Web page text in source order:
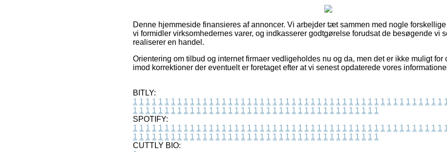
Denne hjemmeside finansieres af annoncer. Vi arbejder tæt sammen med nogle
vi formidler virksomhedernes varer, og indkasserer godtgørelse forudsat de besøgende vi
realiserer en handel.
Orientering om tilbud og internet firmaer vedligeholdes nu og da, men det er ikke muligt for
imod korrektioner der eventuelt er foretaget efter at vi senest opdaterede vores
BITLY:
1 1 1 1 1 1 1 1 1 1 1 1 1 1 1 1 1 1 1 1 1 1 1 1 1 1 1 1 1 1 1 1 1 1 1 1 1 1 1 1 1 1 1 1 1 1 1 1 1
1 1 1 1 1 1 1 1 1 1 1 1 1 1 1 1 1 1 1 1 1 1 1 1 1 1 1 1 1 1 1 1 1 1 1 1 1 1 1
SPOTIFY:
1 1 1 1 1 1 1 1 1 1 1 1 1 1 1 1 1 1 1 1 1 1 1 1 1 1 1 1 1 1 1 1 1 1 1 1 1 1 1 1 1 1 1 1 1 1 1 1 1
1 1 1 1 1 1 1 1 1 1 1 1 1 1 1 1 1 1 1 1 1 1 1 1 1 1 1 1 1 1 1 1 1 1 1 1 1 1 1
CUTTLY BIO: